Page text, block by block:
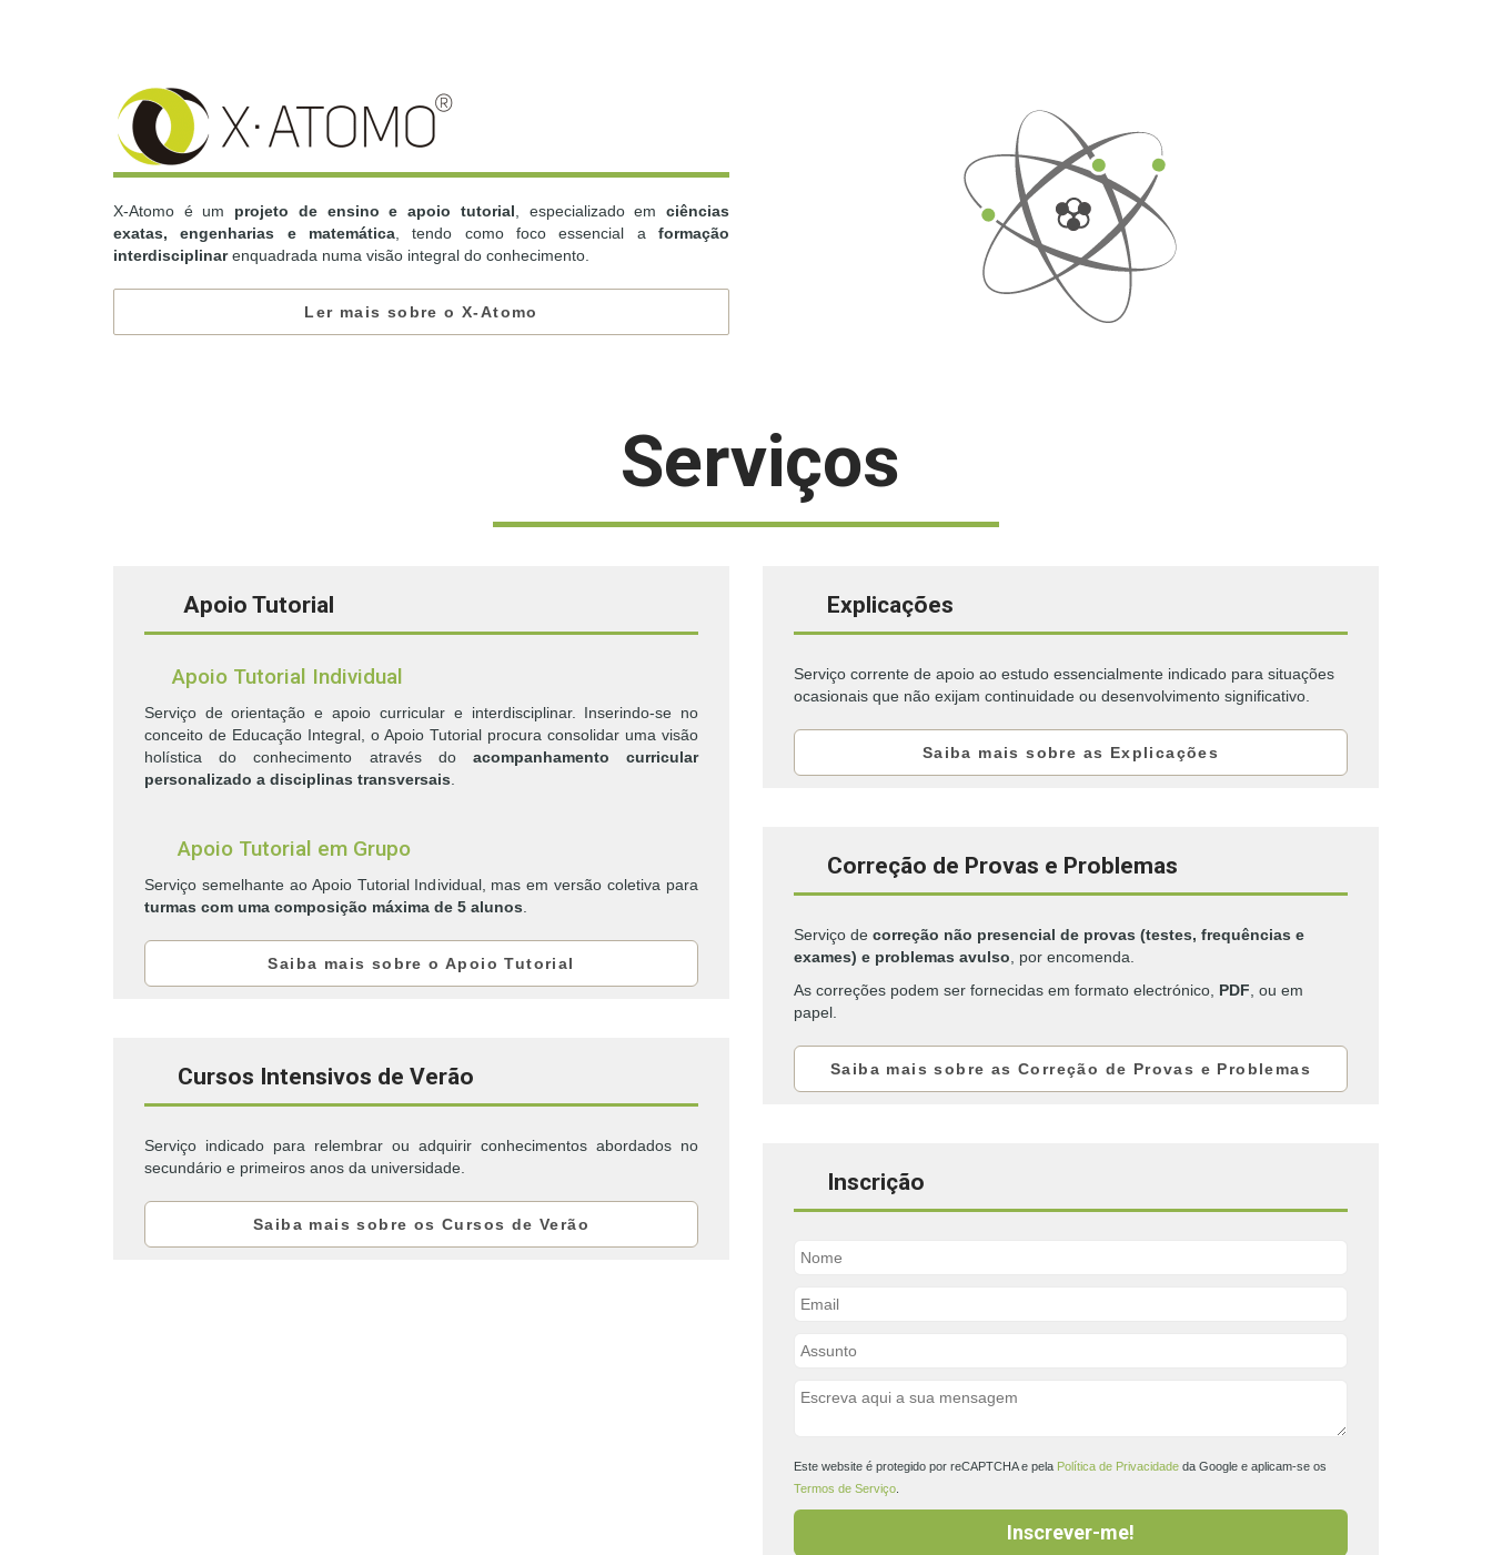
X-Atomo é um projeto de ensino e apoio tutorial , especializado emciências
exatas, engenharias e matemática , tendo como foco essencial a formação
interdisciplinarenquadrada numa visão integral do conhecimento.
Ler mais sobre o X-Atomo
Serviços
Apoio Tutorial
Apoio Tutorial Individual
Serviço de orientação e apoio curricular e interdisciplinar. Inserindo-se no
conceito de Educação Integral, o Apoio Tutorial procura consolidar uma visão
holística do conhecimento através do acompanhamento curricular
personalizado a disciplinas transversais
Apoio Tutorial em Grupo
Serviço semelhante ao Apoio Tutorial Individual, mas em versão coletiva para
turmas com uma composição máxima de 5 alunos
Saiba mais sobre o Apoio Tutorial
Cursos Intensivos de Verão
Serviço indicado para relembrar ou adquirir conhecimentos abordados no
secundário e primeiros anos da universidade.
Saiba mais sobre os Cursos de Verão
Explicações
Serviço corrente de apoio ao estudo essencialmente indicado para situações
ocasionais que não exijam continuidade ou desenvolvimento significativo.
Saiba mais sobre as Explicações
Correção de Provas e Problemas
Serviço de correção não presencial de provas (testes, frequências e
exames) e problemas avulso, por encomenda.
As correções podem ser fornecidas em formato electrónico, PDF, ou em
papel.
Saiba mais sobre as Correção de Provas e Problemas
Inscrição
Este website é protegido por reCAPTCHA e pela Política de Privacidadeda Google e aplicam-se os
Termos de Serviço.